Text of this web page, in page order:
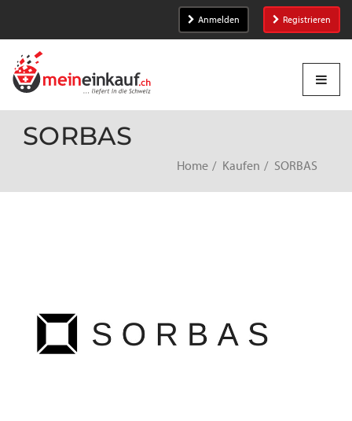
Anmelden Registrieren
SORBAS
Home Kaufen SORBAS